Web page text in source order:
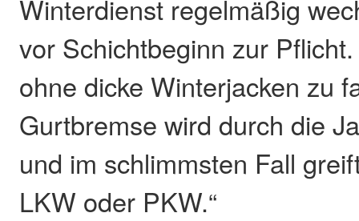
Winterdienst regelmäßig
vor Schichtbeginn zur
ohne dicke Winterjacken zu
Gurtbremse wird durch die
und im schlimmsten Fall
LKW oder PKW.“